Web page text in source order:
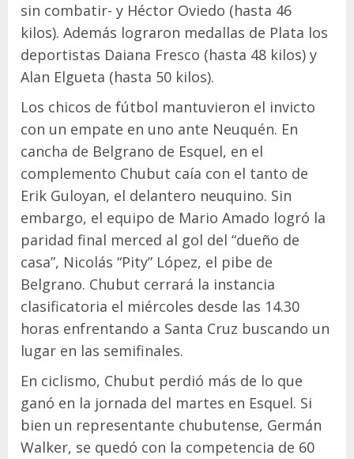
sin combatir- y Héctor Oviedo (hasta 46
kilos). Además lograron medallas de Plata los
deportistas Daiana Fresco (hasta 48 kilos) y
Alan Elgueta (hasta 50 kilos).
Los chicos de fútbol mantuvieron el invicto
con un empate en uno ante Neuquén. En
cancha de Belgrano de Esquel, en el
complemento Chubut caía con el tanto de
Erik Guloyan, el delantero neuquino. Sin
embargo, el equipo de Mario Amado logró la
paridad final merced al gol del “dueño de
casa”, Nicolás “Pity” López, el pibe de
Belgrano. Chubut cerrará la instancia
clasificatoria el miércoles desde las 14.30
horas enfrentando a Santa Cruz buscando un
lugar en las semifinales.
En ciclismo, Chubut perdió más de lo que
ganó en la jornada del martes en Esquel. Si
bien un representante chubutense, Germán
Walker, se quedó con la competencia de 60